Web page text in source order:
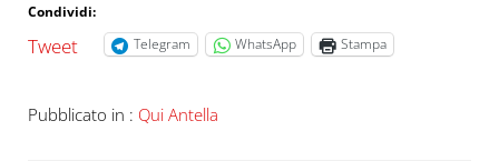
Condividi:
Tweet Telegram WhatsApp Stampa
Pubblicato in : Qui Antella